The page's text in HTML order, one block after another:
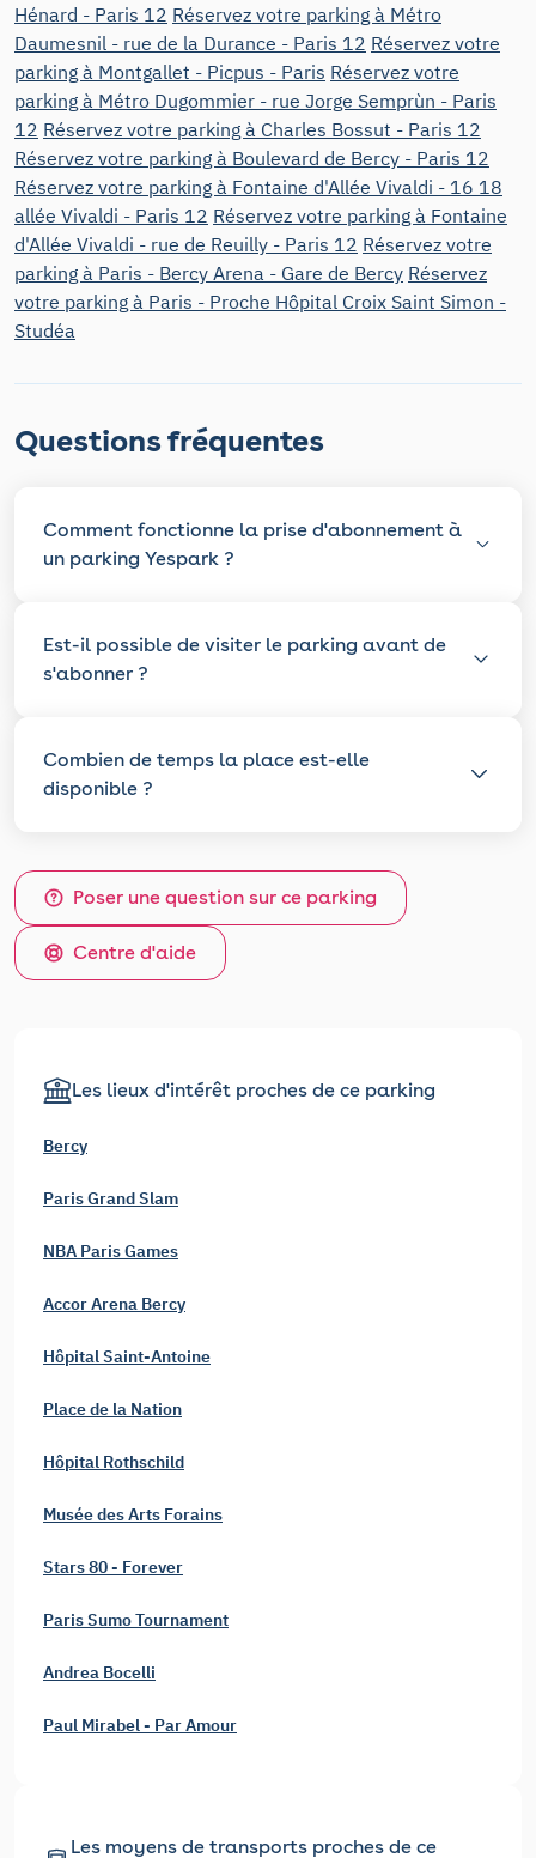
Hénard - Paris 12 Réservez votre parking à Métro
Daumesnil - rue de la Durance - Paris 12 Réservez votre
parking à Montgallet - Picpus - Paris Réservez votre
parking à Métro Dugommier - rue Jorge Semprùn - Paris
12 Réservez votre parking à Charles Bossut - Paris 12
Réservez votre parking à Boulevard de Bercy - Paris 12
Réservez votre parking à Fontaine d'Allée Vivaldi - 16 18
allée Vivaldi - Paris 12 Réservez votre parking à Fontaine
d'Allée Vivaldi - rue de Reuilly - Paris 12 Réservez votre
parking à Paris - Bercy Arena - Gare de Bercy Réservez
votre parking à Paris - Proche Hôpital Croix Saint Simon -
Studéa
Questions fréquentes
Comment fonctionne la prise d'abonnement à
un parking Yespark ?
Est-il possible de visiter le parking avant de
s'abonner ?
Combien de temps la place est-elle
disponible ?
Poser une question sur ce parking
Centre d'aide
Les lieux d'intérêt proches de ce parking
Bercy
Paris Grand Slam
NBA Paris Games
Accor Arena Bercy
Hôpital Saint-Antoine
Place de la Nation
Hôpital Rothschild
Musée des Arts Forains
Stars 80 - Forever
Paris Sumo Tournament
Andrea Bocelli
Paul Mirabel - Par Amour
Les moyens de transports proches de ce